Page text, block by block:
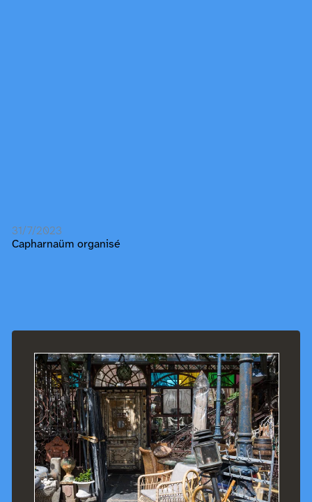
31/7/2023
Capharnaüm organisé